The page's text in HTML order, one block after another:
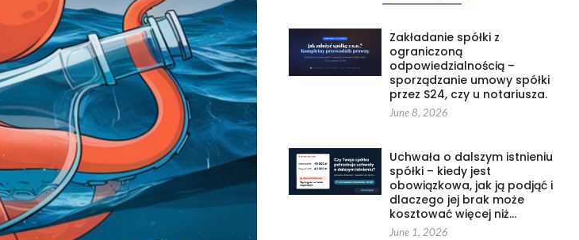
Zakładanie spółki z
ograniczoną
odpowiedzialnością –
sporządzanie umowy spółki
przez S24, czy u notariusza.
June 8, 2026
Uchwała o dalszym istnieniu
spółki – kiedy jest
obowiązkowa, jak ją podjąć i
dlaczego jej brak może
kosztować więcej niż…
June 1, 2026